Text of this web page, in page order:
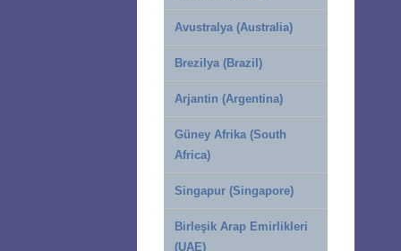
Avustralya (Australia)
Brezilya (Brazil)
Arjantin (Argentina)
Güney Afrika (South
Africa)
Singapur (Singapore)
Birleşik Arap Emirlikleri
(UAE)